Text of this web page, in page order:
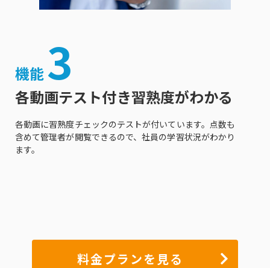
機能3
各動画テスト付き習熟度がわかる
各動画に習熟度チェックのテストが付いています。点数も
含めて管理者が閲覧できるので、社員の学習状況がわかり
ます。
料金プランを見る